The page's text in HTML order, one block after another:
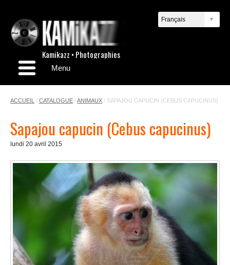
Kamikazz • Photographies
Menu
ACCUEIL / CATALOGUE /ANIMAUX / SAPAJOU CAPUCIN (CEBUS CAPUCINUS)
Sapajou capucin (Cebus capucinus)
lundi 20 avril 2015